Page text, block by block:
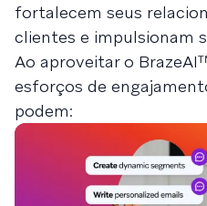
fortalecem seus
clientes e impulsionam
Ao aproveitar o
esforços de
podem: